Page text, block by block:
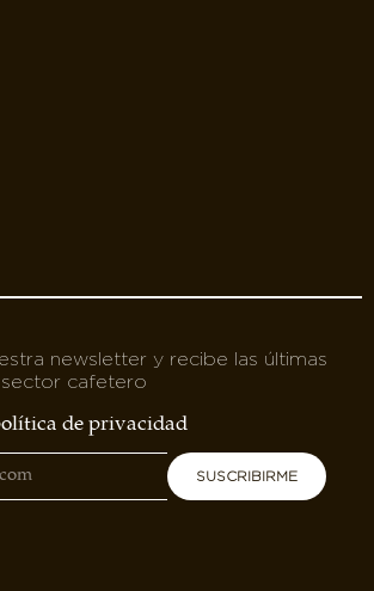
newsletter y recibe las últimas
cafetero
de privacidad
SUSCRIBIRME